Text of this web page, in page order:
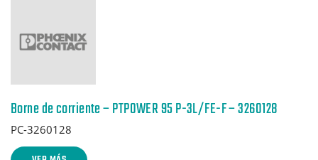
Borne de corriente – PTPOWER 95 P-3L/FE-F – 3260128
PC-3260128